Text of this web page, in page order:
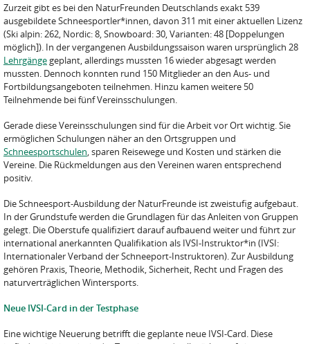
Zurzeit gibt es bei den NaturFreunden Deutschlands exakt 539
ausgebildete Schneesportler*innen, davon 311 mit einer aktuellen Lizenz
(Ski alpin: 262, Nordic: 8, Snowboard: 30, Varianten: 48 [Doppelungen
möglich]). In der vergangenen Ausbildungssaison waren ursprünglich 28
Lehrgängegeplant, allerdings mussten 16 wieder abgesagt werden
mussten. Dennoch konnten rund 150 Mitglieder an den Aus- und
Fortbildungsangeboten teilnehmen. Hinzu kamen weitere 50
Teilnehmende bei fünf Vereinsschulungen.
Gerade diese Vereinsschulungen sind für die Arbeit vor Ort wichtig. Sie
ermöglichen Schulungen näher an den Ortsgruppen und
Schneesportschulen, sparen Reisewege und Kosten und stärken die
Vereine. Die Rückmeldungen aus den Vereinen waren entsprechend
positiv.
Die Schneesport-Ausbildung der NaturFreunde ist zweistufig aufgebaut.
In der Grundstufe werden die Grundlagen für das Anleiten von Gruppen
gelegt. Die Oberstufe qualifiziert darauf aufbauend weiter und führt zur
international anerkannten Qualifikation als IVSI-Instruktor*in (IVSI:
Internationaler Verband der Schneeport-Instruktoren). Zur Ausbildung
gehören Praxis, Theorie, Methodik, Sicherheit, Recht und Fragen des
naturverträglichen Wintersports.
Neue IVSI-Card in der Testphase
Eine wichtige Neuerung betrifft die geplante neue IVSI-Card. Diese